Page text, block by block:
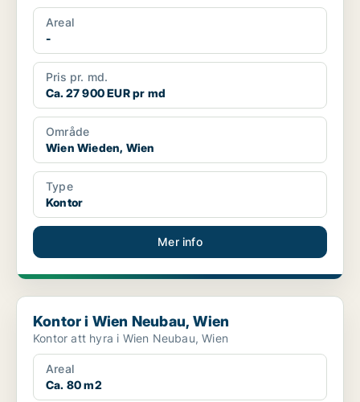
Areal
-
Pris pr. md.
Ca. 27 900 EUR pr md
Område
Wien Wieden, Wien
Type
Kontor
Mer info
Kontor i Wien Neubau, Wien
Kontor i Wien Neubau, Wien
Kontor att hyra i Wien Neubau, Wien
Areal
Ca. 80 m2